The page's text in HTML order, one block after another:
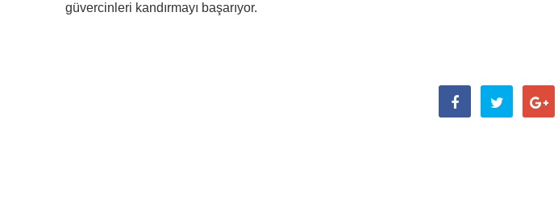
güvercinleri kandırmayı başarıyor.